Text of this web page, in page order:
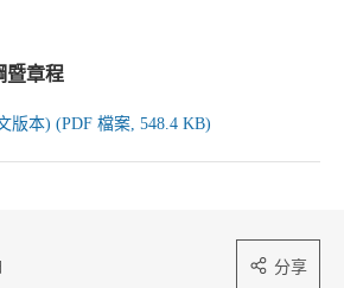
暨章程
版本) (PDF 檔案, 548.4 KB)
分享